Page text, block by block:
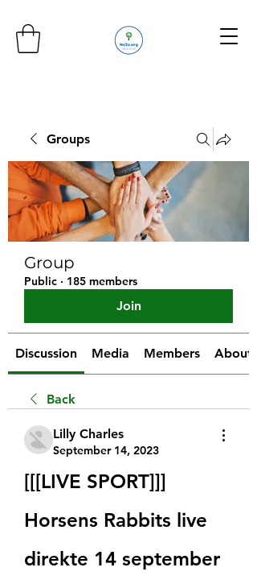
Groups
Group
Public · 185 members
Join
Discussion Media Members About
Back
Lilly Charles
September 14, 2023
[[[LIVE SPORT]]]
Horsens Rabbits live
direkte 14 september